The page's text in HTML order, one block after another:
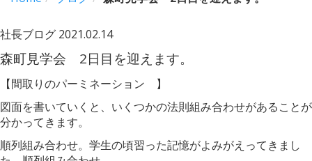
社長ブログ 2021.02.14
森町見学会 2日目を迎えます。
【間取りのパーミネーション 】
図面を書いていくと、いくつかの法則組み合わせがあることが
分かってきます。
順列組み合わせ。学生の頃習った記憶がよみがえってきまし